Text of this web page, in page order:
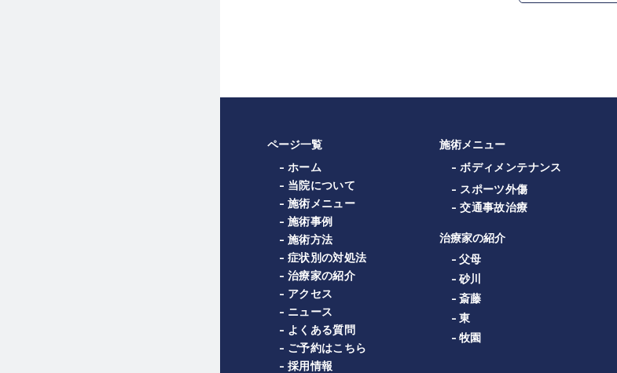
ページ一覧
- ホーム
- 当院について
- 施術メニュー
- 施術事例
- 施術方法
- 症状別の対処法
- 治療家の紹介
- アクセス
- ニュース
- よくある質問
- ご予約はこちら
- 採用情報
施術メニュー
- ボディメンテナンス
- スポーツ外傷
- 交通事故治療
治療家の紹介
- 父母
- 砂川
- 斎藤
- 東
- 牧園